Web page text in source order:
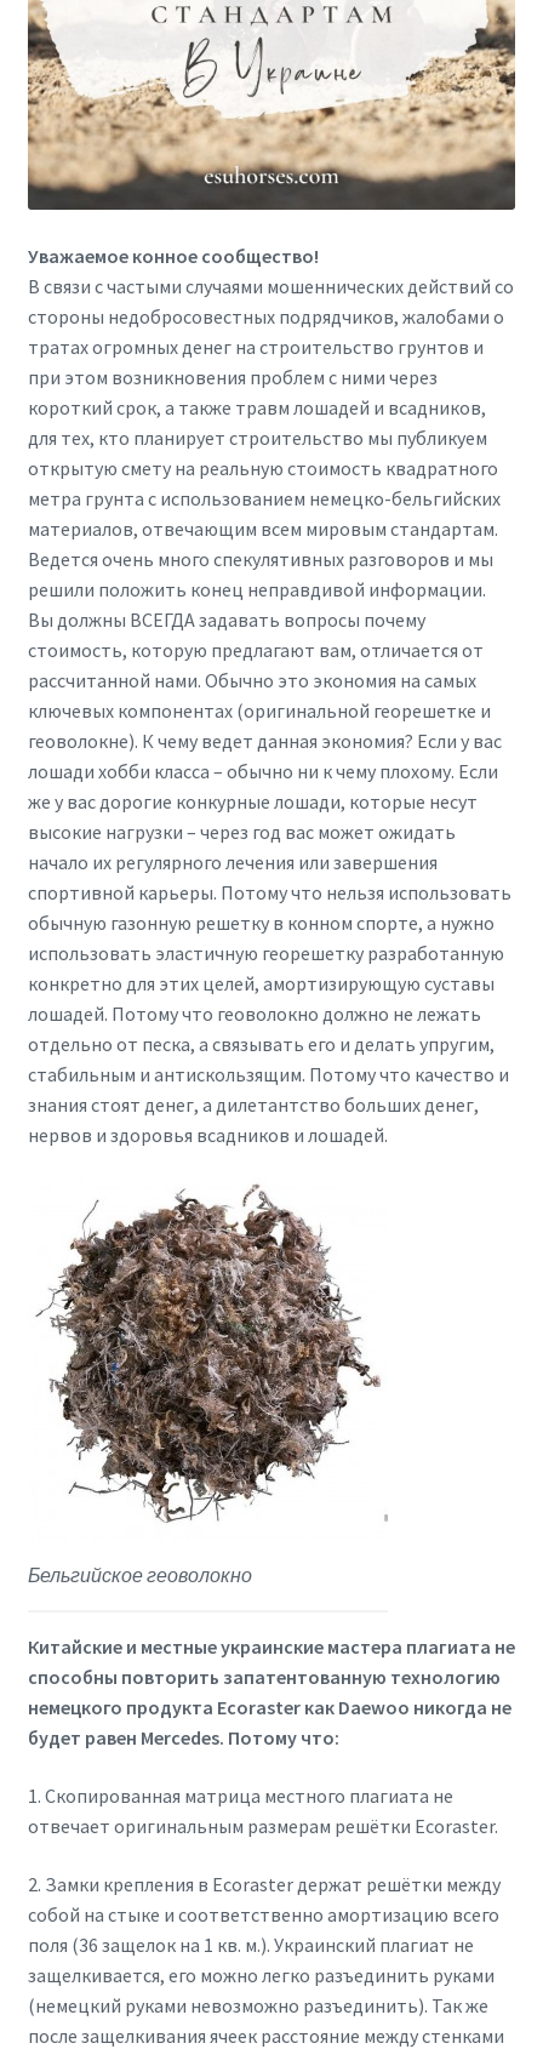
Уважаемое конное сообщество!
В связи с частыми случаями мошеннических действий со
стороны недобросовестных подрядчиков, жалобами о
тратах огромных денег на строительство грунтов и
при этом возникновения проблем с ними через
короткий срок, а также травм лошадей и всадников,
для тех, кто планирует строительство мы публикуем
открытую смету на реальную стоимость квадратного
метра грунта с использованием немецко-бельгийских
материалов, отвечающим всем мировым стандартам.
Ведется очень много спекулятивных разговоров и мы
решили положить конец неправдивой информации.
Вы должны ВСЕГДА задавать вопросы почему
стоимость, которую предлагают вам, отличается от
рассчитанной нами. Обычно это экономия на самых
ключевых компонентах (оригинальной георешетке и
геоволокне). К чему ведет данная экономия? Если у вас
лошади хобби класса – обычно ни к чему плохому. Если
же у вас дорогие конкурные лошади, которые несут
высокие нагрузки – через год вас может ожидать
начало их регулярного лечения или завершения
спортивной карьеры. Потому что нельзя использовать
обычную газонную решетку в конном спорте, а нужно
использовать эластичную георешетку разработанную
конкретно для этих целей, амортизирующую суставы
лошадей. Потому что геоволокно должно не лежать
отдельно от песка, а связывать его и делать упругим,
стабильным и антискользящим. Потому что качество и
знания стоят денег, а дилетантство больших денег,
нервов и здоровья всадников и лошадей.
Бельгийское геоволокно
Китайские и местные украинские мастера плагиата не
способны повторить запатентованную технологию
немецкого продукта Ecoraster как Daewoo никогда не
будет равен Mercedes. Потому что:
1. Скопированная матрица местного плагиата не
отвечает оригинальным размерам решётки Ecoraster.
2. Замки крепления в Ecoraster держат решётки между
собой на стыке и соответственно амортизацию всего
поля (36 защелок на 1 кв. м.). Украинский плагиат не
защелкивается, его можно легко разъединить руками
(немецкий руками невозможно разъединить). Так же
после защелкивания ячеек расстояние между стенками